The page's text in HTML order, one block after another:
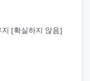
[확실하지 않음]